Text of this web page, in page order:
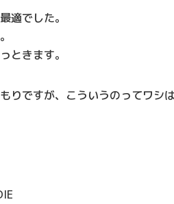
適でした。
ときます。
りですが、こういうのってワシ